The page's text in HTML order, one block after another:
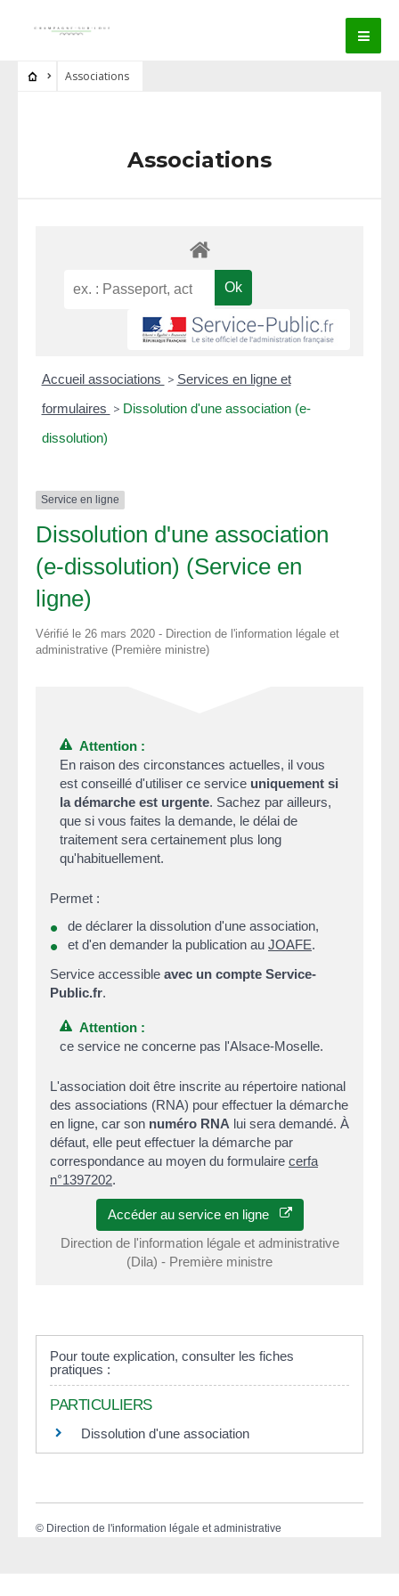
Associations
Associations
Accueil associations > Services en ligne et
formulaires > Dissolution d'une association (e-
dissolution)
Service en ligne
Dissolution d'une association
(e-dissolution) (Service en
ligne)
Vérifié le 26 mars 2020 - Direction de l'information légale et
administrative (Première ministre)
Attention :
En raison des circonstances actuelles, il vous
est conseillé d'utiliser ce service uniquement si
la démarche est urgente. Sachez par ailleurs,
que si vous faites la demande, le délai de
traitement sera certainement plus long
qu'habituellement.
Permet :
de déclarer la dissolution d'une association,
et d'en demander la publication au JOAFE.
Service accessible avec un compte Service-
Public.fr.
Attention :
ce service ne concerne pas l'Alsace-Moselle.
L'association doit être inscrite au répertoire national
des associations (RNA) pour effectuer la démarche
en ligne, car son numéro RNA lui sera demandé. À
défaut, elle peut effectuer la démarche par
correspondance au moyen du formulaire cerfa
n°1397202.
Accéder au service en ligne
Direction de l'information légale et administrative
(Dila) - Première ministre
Pour toute explication, consulter les fiches
pratiques :
PARTICULIERS
Dissolution d'une association
© Direction de l'information légale et administrative